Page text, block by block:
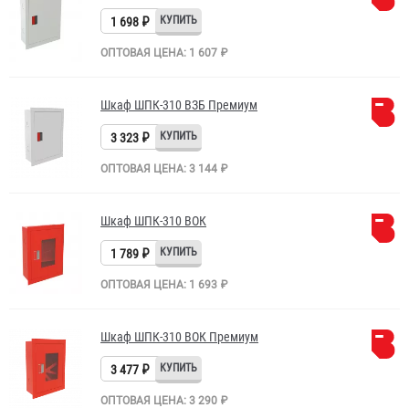
1 698 ₽
ОПТОВАЯ ЦЕНА: 1 607 ₽
Шкаф ШПК-310 ВЗБ Премиум
3 323 ₽
ОПТОВАЯ ЦЕНА: 3 144 ₽
Шкаф ШПК-310 ВОК
1 789 ₽
ОПТОВАЯ ЦЕНА: 1 693 ₽
Шкаф ШПК-310 ВОК Премиум
3 477 ₽
ОПТОВАЯ ЦЕНА: 3 290 ₽